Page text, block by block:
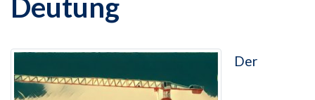
Deutung
Der